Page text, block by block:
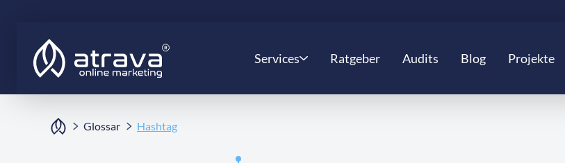
Services Ratgeber Audits Blog Projekte
Glossar Hashtag